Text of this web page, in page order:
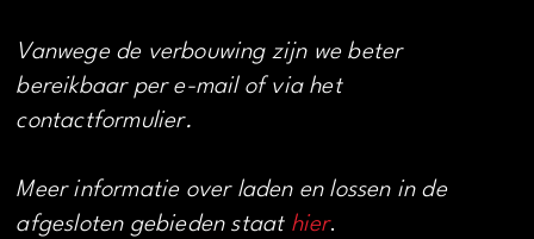
Vanwege de verbouwing zijn we beter
bereikbaar per e-mail of via het
contactformulier.
Meer informatie over laden en lossen in de
afgesloten gebieden staat hier.